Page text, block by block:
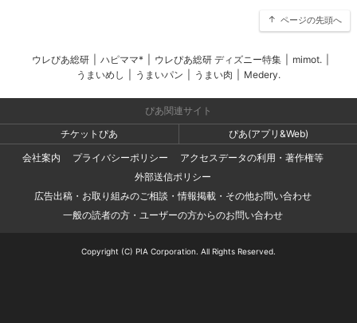
ページの先頭へ
ウレぴあ総研 ハピママ* ウレぴあ総研 ディズニー特集 mimot.
うまいめし
うまいパン うまい肉 Medery.
ぴあ関連サイト
チケットぴあ
ぴあ(アプリ&Web)
会社案内
プライバシーポリシー
アクセスデータの利用・著作権等
外部送信ポリシー
広告出稿・お取り組みのご相談・情報掲載・その他お問い合わせ
一般の読者の方・ユーザーの方からのお問い合わせ
Copyright (C) PIA Corporation. All Rights Reserved.